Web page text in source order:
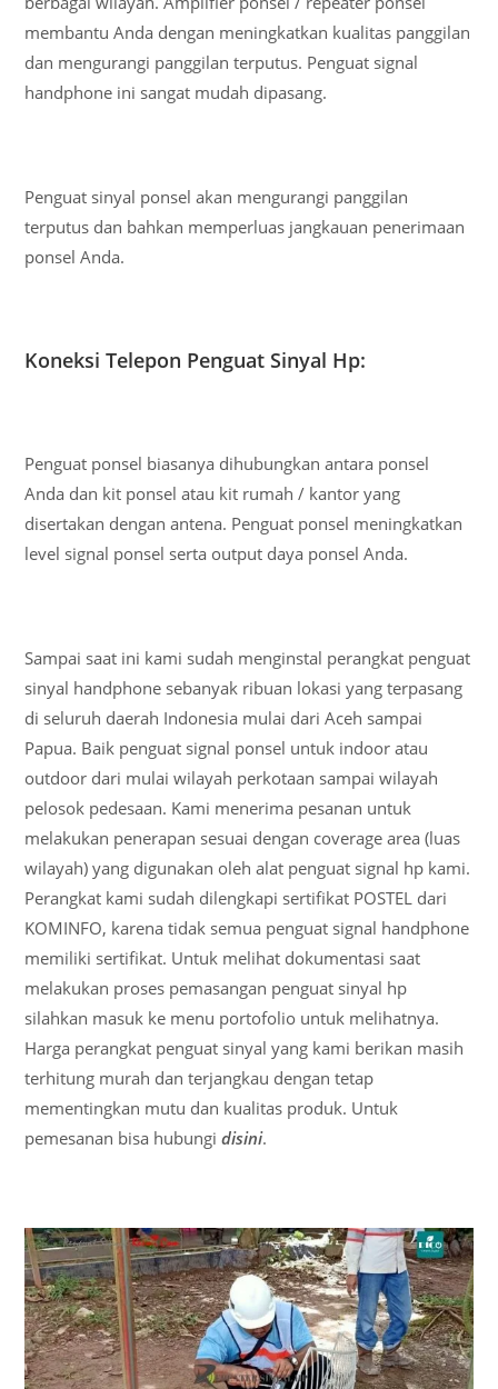
membantu Anda dengan meningkatkan kualitas panggilan
dan mengurangi panggilan terputus. Penguat signal
handphone ini sangat mudah dipasang.
Penguat sinyal ponsel akan mengurangi panggilan
terputus dan bahkan memperluas jangkauan penerimaan
ponsel Anda.
Koneksi Telepon Penguat Sinyal Hp:
Penguat ponsel biasanya dihubungkan antara ponsel
Anda dan kit ponsel atau kit rumah / kantor yang
disertakan dengan antena. Penguat ponsel meningkatkan
level signal ponsel serta output daya ponsel Anda.
Sampai saat ini kami sudah menginstal perangkat penguat
sinyal handphone sebanyak ribuan lokasi yang terpasang
di seluruh daerah Indonesia mulai dari Aceh sampai
Papua. Baik penguat signal ponsel untuk indoor atau
outdoor dari mulai wilayah perkotaan sampai wilayah
pelosok pedesaan. Kami menerima pesanan untuk
melakukan penerapan sesuai dengan coverage area (luas
wilayah) yang digunakan oleh alat penguat signal hp kami.
Perangkat kami sudah dilengkapi sertifikat POSTEL dari
KOMINFO, karena tidak semua penguat signal handphone
memiliki sertifikat. Untuk melihat dokumentasi saat
melakukan proses pemasangan penguat sinyal hp
silahkan masuk ke menu portofolio untuk melihatnya.
Harga perangkat penguat sinyal yang kami berikan masih
terhitung murah dan terjangkau dengan tetap
mementingkan mutu dan kualitas produk. Untuk
pemesanan bisa hubungidisini.